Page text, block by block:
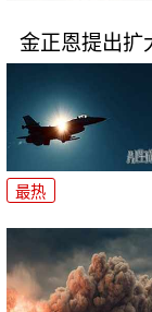
金正恩提出扩
最热